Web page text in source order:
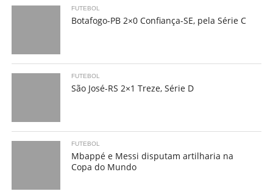
FUTEBOL
Botafogo-PB 2×0 Confiança-SE, pela Série C
FUTEBOL
São José-RS 2×1 Treze, Série D
FUTEBOL
Mbappé e Messi disputam artilharia na
Copa do Mundo